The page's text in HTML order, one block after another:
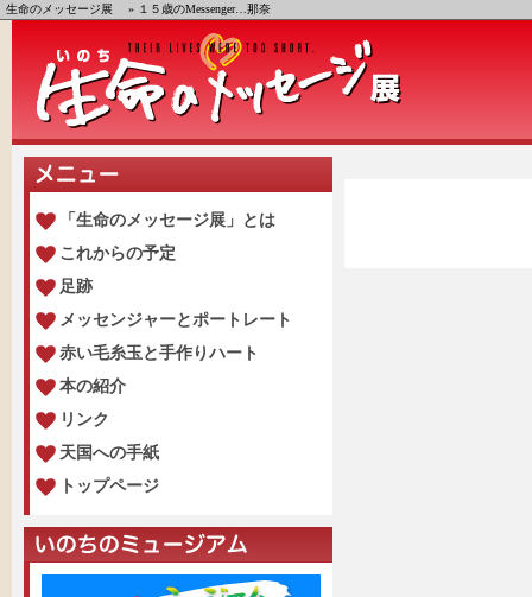
生命のメッセージ展 » １５歳のMessenger…那奈
「生命のメッセージ展」とは
これからの予定
足跡
メッセンジャーとポートレート
赤い毛糸玉と手作りハート
本の紹介
リンク
天国への手紙
トップページ